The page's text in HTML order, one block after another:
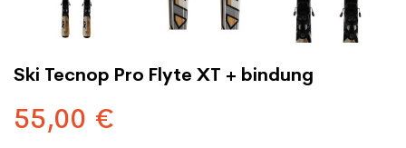
Ski Tecnop Pro Flyte XT + bindung
55,00 €